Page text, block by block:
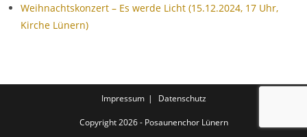
Weihnachtskonzert – Es werde Licht (15.12.2024, 17 Uhr,
Kirche Lünern)
Impressum Datenschutz
Copyright 2026 - Posaunenchor Lünern